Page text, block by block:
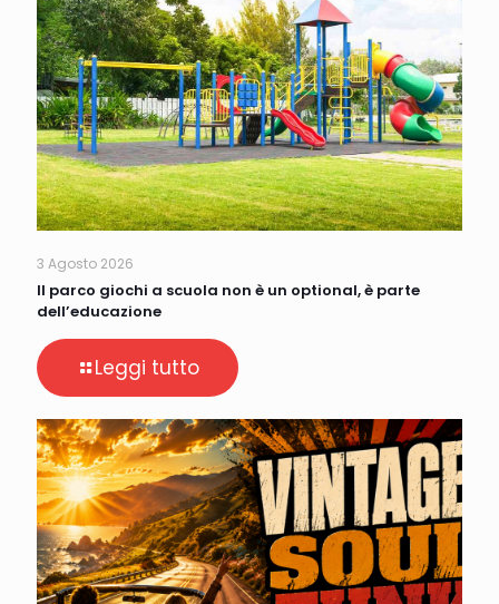
3 Agosto 2026
Il parco giochi a scuola non è un optional, è parte
dell’educazione
Leggi tutto